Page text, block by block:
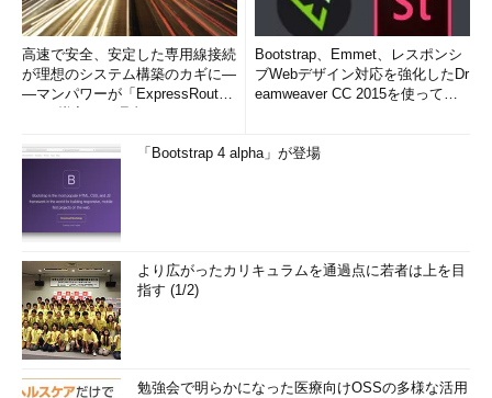
PaaSの利用により「データを格納し、データを活用する」こ
とに集中できる環境をすぐに手に入れられること、PaaSのSQL
Serverを利用した際のさまざまなメリットを感じていただけたの
ではないでしょうか。
に特徴を知りたいと思った方は、Cloud Platform関連コンテンツ
Microsoft Learn
のドキュメントが公開されていますので、ぜひこちらの情報も活
用してください。
●お知らせ
本稿のSQL Serverマイグレーションや、最新のSQL Server
となる「SQL Server 2019」の最新情報については、毎月、東
京・品川の日本マイクロソフトで開催されている『SQL
高速で安全、安定した専用線接続
が理想のシステム構築のカギに―
―マンパワーが「ExpressRout
Bootstrap、Emmet、レスポンシ
ブWebデザイン対応を強化したDr
eamweaver CC 2015を使って
「Bootstrap 4 alpha」が登場
より広がったカリキュラムを通過点に若者は上を目
指す (1/2)
勉強会で明らかになった医療向けOSSの多様な活用